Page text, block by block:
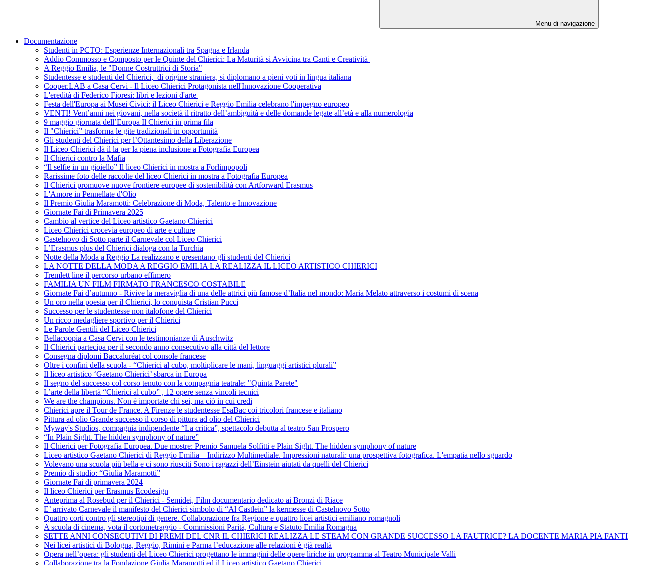
Menu di navigazione
Documentazione
Studenti in PCTO: Esperienze Internazionali tra Spagna e Irlanda
Addio Commosso e Composto per le Quinte del Chierici: La Maturità si Avvicina tra Canti e Creatività
A Reggio Emilia, le "Donne Costruttrici di Storia"
Studentesse e studenti del Chierici, di origine straniera, si diplomano a pieni voti in lingua italiana
Cooper.LAB a Casa Cervi - Il Liceo Chierici Protagonista nell'Innovazione Cooperativa
L'eredità di Federico Fioresi: libri e lezioni d'arte
Festa dell'Europa ai Musei Civici: il Liceo Chierici e Reggio Emilia celebrano l'impegno europeo
VENTI! Vent’anni nei giovani, nella società il ritratto dell’ambiguità e delle domande legate all’età e alla numerologia
9 maggio giornata dell’Europa Il Chierici in prima fila
Il "Chierici” trasforma le gite tradizionali in opportunità
Gli studenti del Chierici per l’Ottantesimo della Liberazione
Il Liceo Chierici dà il la per la piena inclusione a Fotografia Europea
Il Chierici contro la Mafia
“Il selfie in un gioiello” Il liceo Chierici in mostra a Forlimpopoli
Rarissime foto delle raccolte del liceo Chierici in mostra a Fotografia Europea
Il Chierici promuove nuove frontiere europee di sostenibilità con Artforward Erasmus
L'Amore in Pennellate d'Olio
Il Premio Giulia Maramotti: Celebrazione di Moda, Talento e Innovazione
Giornate Fai di Primavera 2025
Cambio al vertice del Liceo artistico Gaetano Chierici
Liceo Chierici crocevia europeo di arte e culture
Castelnovo di Sotto parte il Carnevale col Liceo Chierici
L’Erasmus plus del Chierici dialoga con la Turchia
Notte della Moda a Reggio La realizzano e presentano gli studenti del Chierici
LA NOTTE DELLA MODA A REGGIO EMILIA LA REALIZZA IL LICEO ARTISTICO CHIERICI
Tremlett line il percorso urbano effimero
FAMILIA UN FILM FIRMATO FRANCESCO COSTABILE
Giornate Fai d’autunno - Rivive la meraviglia di una delle attrici più famose d’Italia nel mondo: Maria Melato attraverso i costumi di scena
Un oro nella poesia per il Chierici, lo conquista Cristian Pucci
Successo per le studentesse non italofone del Chierici
Un ricco medagliere sportivo per il Chierici
Le Parole Gentili del Liceo Chierici
Bellacoopia a Casa Cervi con le testimonianze di Auschwitz
Il Chierici partecipa per il secondo anno consecutivo alla città del lettore
Consegna diplomi Baccaluréat col console francese
Oltre i confini della scuola - “Chierici al cubo, moltiplicare le mani, linguaggi artistici plurali”
Il liceo artistico ‘Gaetano Chierici’ sbarca in Europa
Il segno del successo col corso tenuto con la compagnia teatrale: "Quinta Parete"
L’arte della libertà “Chierici al cubo” , 12 opere senza vincoli tecnici
We are the champions. Non è importate chi sei, ma ciò in cui credi
Chierici apre il Tour de France. A Firenze le studentesse EsaBac coi tricolori francese e italiano
Pittura ad olio Grande successo il corso di pittura ad olio del Chierici
Myway's Studios, compagnia indipendente “La critica”, spettacolo debutta al teatro San Prospero
“In Plain Sight. The hidden symphony of nature”
Il Chierici per Fotografia Europea. Due mostre: Premio Samuela Solfitti e Plain Sight. The hidden symphony of nature
Liceo artistico Gaetano Chierici di Reggio Emilia – Indirizzo Multimediale. Impressioni naturali: una prospettiva fotografica. L'empatia nello sguardo
Volevano una scuola più bella e ci sono riusciti Sono i ragazzi dell’Einstein aiutati da quelli del Chierici
Premio di studio: “Giulia Maramotti”
Giornate Fai di primavera 2024
Il liceo Chierici per Erasmus Ecodesign
Anteprima al Rosebud per il Chierici - Semidei, Film documentario dedicato ai Bronzi di Riace
E’ arrivato Carnevale il manifesto del Chierici simbolo di “Al Castlein” la kermesse di Castelnovo Sotto
Quattro corti contro gli stereotipi di genere. Collaborazione fra Regione e quattro licei artistici emiliano romagnoli
A scuola di cinema, vota il cortometraggio - Commissioni Parità, Cultura e Statuto Emilia Romagna
SETTE ANNI CONSECUTIVI DI PREMI DEL CNR IL CHIERICI REALIZZA LE STEAM CON GRANDE SUCCESSO LA FAUTRICE? LA DOCENTE MARIA PIA FANTI
Nei licei artistici di Bologna, Reggio, Rimini e Parma l’educazione alle relazioni è già realtà
Opera nell’opera: gli studenti del Liceo Chierici progettano le immagini delle opere liriche in programma al Teatro Municipale Valli